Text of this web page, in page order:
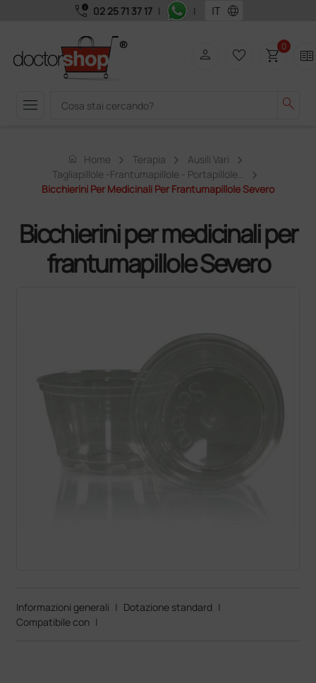
call_quality 02 25 71 37 17 | | language
menu search
person favorite_border shopping_cart0 two_pager
home Home Terapia
Ausili Vari
Tagliapillole -frantumapillole - Portapillole…
Bicchierini Per Medicinali Per Frantumapillole Severo
Bicchierini per medicinali per
frantumapillole Severo
Informazioni generali | Dotazione standard |
Compatibile con |